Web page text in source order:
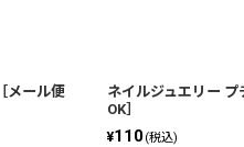
メール便
ネイルジュエリー
OK］
¥110(税込)